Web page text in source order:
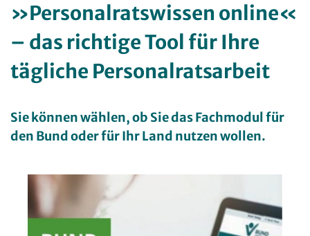
»Personalratswissen online«
– das richtige Tool für Ihre
tägliche Personalratsarbeit
Sie können wählen, ob Sie das Fachmodul für
den Bund oder für Ihr Land nutzen wollen.